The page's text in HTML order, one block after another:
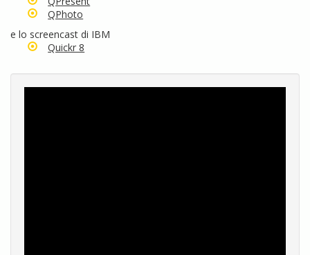
QPhoto
e lo screencast di IBM
Quickr 8